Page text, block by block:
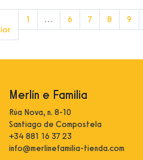
1 … 6 7 8 9
Merlín e Familia
Rúa Nova, n. 8-10
Santiago de Compostela
+34 881 16 37 23
info@merlinefamilia-tienda.com